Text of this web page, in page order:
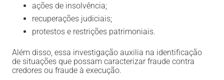
ações de insolvência;
recuperações judiciais;
protestos e restrições patrimoniais.
Além disso, essa investigação auxilia na identificação
de situações que possam caracterizar fraude contra
credores ou fraude à execução.